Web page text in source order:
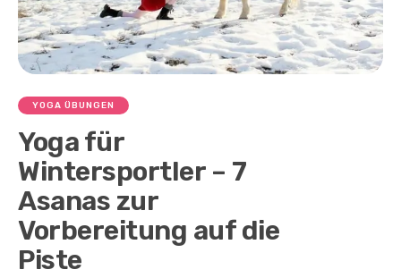
YOGA ÜBUNGEN
Yoga für
Wintersportler – 7
Asanas zur
Vorbereitung auf die
Piste